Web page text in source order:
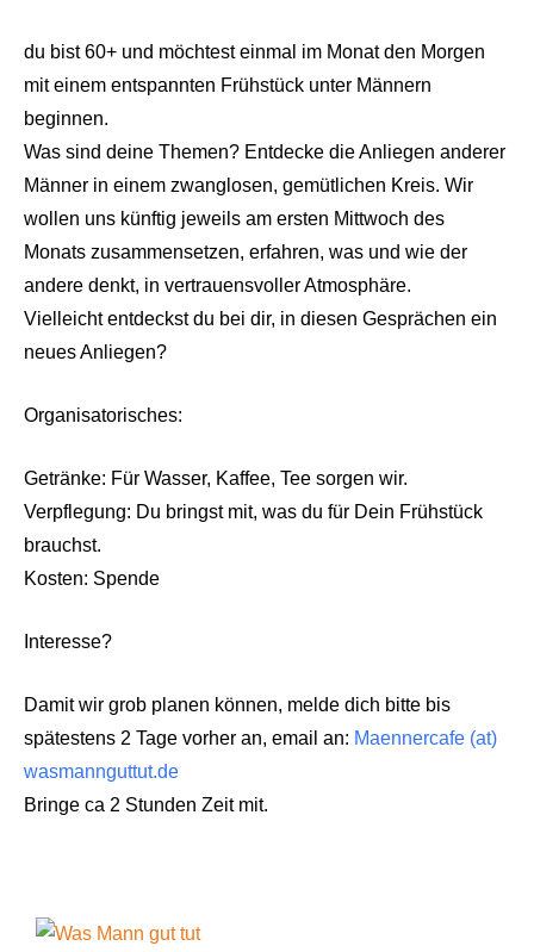
du bist 60+ und möchtest einmal im Monat den Morgen
mit einem entspannten Frühstück unter Männern
beginnen.
Was sind deine Themen? Entdecke die Anliegen anderer
Männer in einem zwanglosen, gemütlichen Kreis. Wir
wollen uns künftig jeweils am ersten Mittwoch des
Monats zusammensetzen, erfahren, was und wie der
andere denkt, in vertrauensvoller Atmosphäre.
Vielleicht entdeckst du bei dir, in diesen Gesprächen ein
neues Anliegen?
Organisatorisches:
Getränke: Für Wasser, Kaffee, Tee sorgen wir.
Verpflegung: Du bringst mit, was du für Dein Frühstück
brauchst.
Kosten: Spende
Interesse?
Damit wir grob planen können, melde dich bitte bis
spätestens 2 Tage vorher an, email an: Maennercafe (at)
wasmannguttut.de
Bringe ca 2 Stunden Zeit mit.